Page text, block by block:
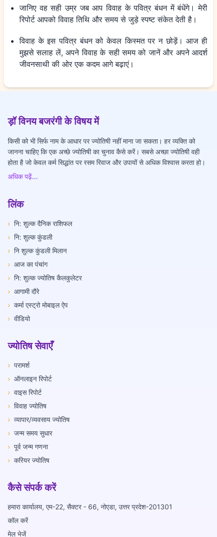
जानिए वह सही उम्र जब आप विवाह के पवित्र बंधन में बंधेंगे। मेरी
रिपोर्ट आपको विवाह तिथि और समय से जुड़े स्पष्ट संकेत देती है।
विवाह के इस पवित्र बंधन को केवल किस्मत पर न छोड़ें। आज ही
मुझसे सलाह लें, अपने विवाह के सही समय को जानें और अपने आदर्श
जीवनसाथी की ओर एक कदम आगे बढ़ाएं।
ड़ॉ विनय बजरंगी के विषय में
किसी को भी सिर्फ नाम के आधार पर ज्योतिषी नहीं माना जा सकता। हर व्यक्ति को
जानना चाहिए कि एक अच्छे ज्योतिषी का चुनाव कैसे करें। सबसे अच्छा ज्योतिषी वही
होता है जो केवल कर्म सिद्धांत पर रसम रिवाज और उपायों से अधिक विश्वास करता हो।
अधिक पढ़ें...
लिंक
› नि: शुल्क दैनिक राशिफल
› नि: शुल्क कुंडली
› नि शुल्क कुंडली मिलान
› आज का पंचांग
› नि: शुल्क ज्योतिष कैलकुलेटर
› आगामी दौरे
› कर्मा एस्ट्रो मोबाइल ऐप
› वीडियो
ज्योतिष सेवाएँ
› परामर्श
› ऑनलाइन रिपोर्ट
› वाइस रिपोर्ट
› विवाह ज्योतिष
› व्यापार/व्यवसाय ज्योतिष
› जन्म समय सुधार
› पूर्व जन्म गणना
› करियर ज्योतिष
कैसे संपर्क करें
हमारा कार्यालय, एम-22, सैक्टर - 66, नोएडा, उत्तर प्रदेश-201301
कॉल करें
मेल भेजें